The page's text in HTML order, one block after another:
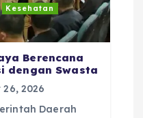
Kesehatan
Berencana
dengan Swasta
2026
Daerah